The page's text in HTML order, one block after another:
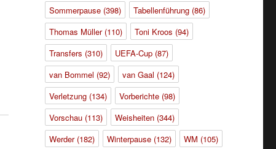
Sommerpause(398) Tabellenführung(86)
Thomas Müller(110) Toni Kroos (94)
Transfers (310) UEFA-Cup(87)
van Bommel (92) van Gaal (124)
Verletzung(134) Vorberichte(98)
Vorschau(113) Weisheiten(344)
Werder(182) Winterpause(132) WM (105)